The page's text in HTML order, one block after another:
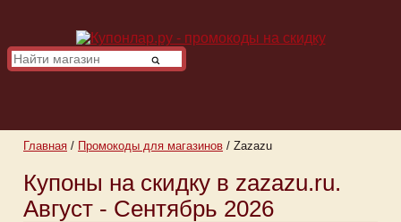
Главная / Промокоды для магазинов / Zazazu
Купоны на скидку в zazazu.ru.
Август - Сентябрь 2026